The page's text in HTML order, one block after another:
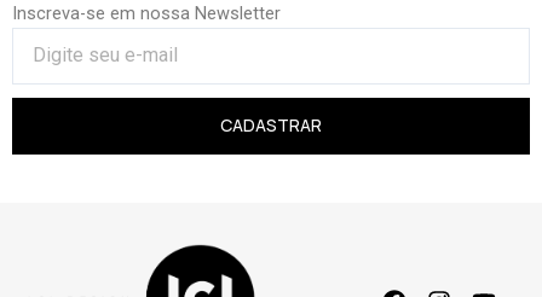
Inscreva-se em nossa Newsletter
CADASTRAR